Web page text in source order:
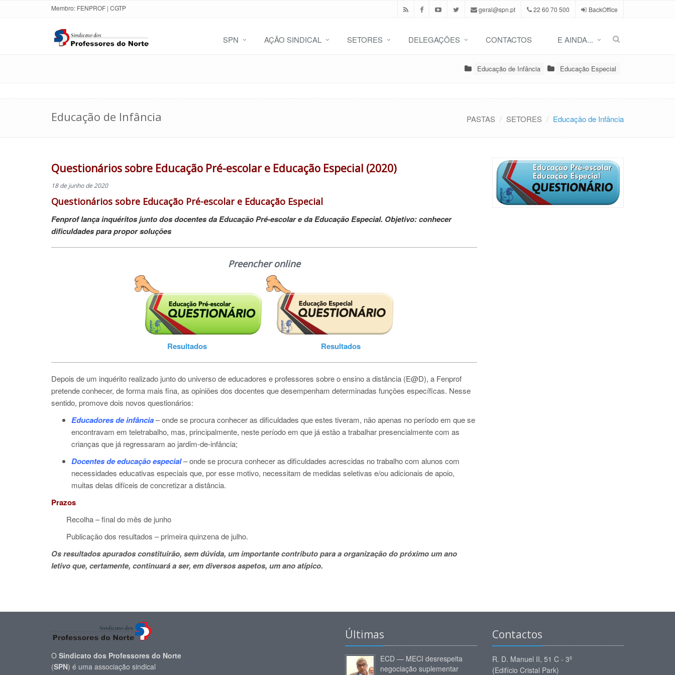
Membro: FENPROF | CGTP geral@spn.pt 22 60 70 500 BackOffice
SPN AÇÃO SINDICAL SETORES DELEGAÇÕES CONTACTOS E AINDA...
Educação de Infância Educação Especial
Educação de Infância PASTAS SETORES Educação de Infância
Questionários sobre Educação Pré-escolar e Educação Especial (2020)
18 de junho de 2020
Questionários sobre Educação Pré-escolar e Educação Especial
Fenprof lança inquéritos junto dos docentes da Educação Pré-escolar e da Educação Especial. Objetivo: conhecer
dificuldades para propor soluções
Preencher online
Resultados Resultados
Depois de um inquérito realizado junto do universo de educadores e professores sobre o ensino a distância (E@D), a Fenprof
pretende conhecer, de forma mais fina, as opiniões dos docentes que desempenham determinadas funções específicas. Nesse
sentido, promove dois novos questionários:
Educadores de infância– onde se procura conhecer as dificuldades que estes tiveram, não apenas no período em que se
encontravam em teletrabalho, mas, principalmente, neste período em que já estão a trabalhar presencialmente com as
crianças que já regressaram ao jardim-de-infância;
Docentes de educação especial– onde se procura conhecer as dificuldades acrescidas no trabalho com alunos com
necessidades educativas especiais que, por esse motivo, necessitam de medidas seletivas e/ou adicionais de apoio,
muitas delas difíceis de concretizar a distância.
Prazos
Recolha – final do mês de junho
Publicação dos resultados – primeira quinzena de julho.
Os resultados apurados constituirão, sem dúvida, um importante contributo para a organização do próximo um ano
letivo que, certamente, continuará a ser, em diversos aspetos, um ano atípico.
O Sindicato dos Professores do Norte
(SPN) é uma associação sindical
Últimas
ECD — MECI desrespeita
negociação suplementar
Contactos
R. D. Manuel II, 51 C - 3º
(Edifício Cristal Park)